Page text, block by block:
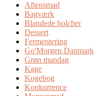
Aftensmad
Bagværk
Blandede bolcher
Dessert
Fermentering
Go'Morgen Danmark
Grøn mandag
Kage
Kogebog
Konkurrence